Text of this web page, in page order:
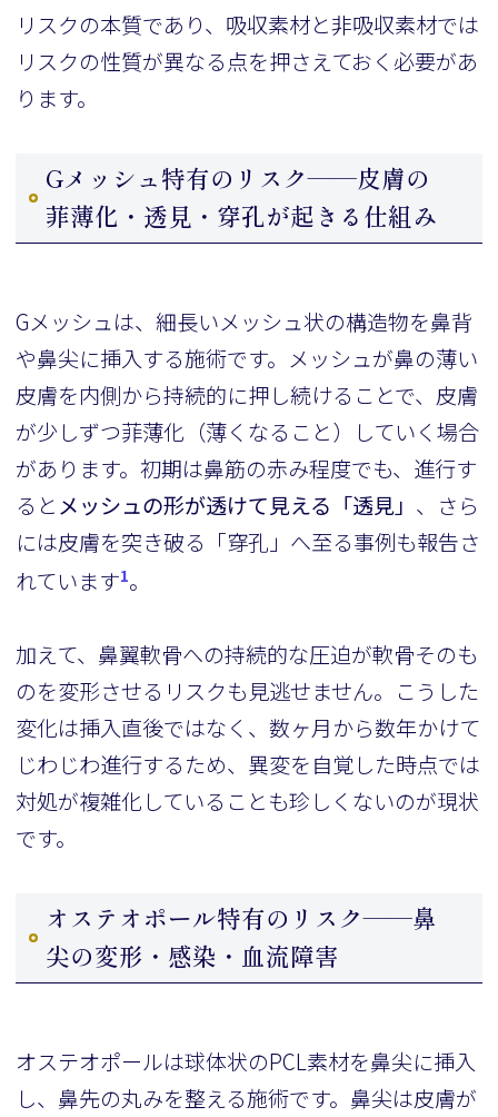
リスクの本質であり、吸収素材と非吸収素材では
リスクの性質が異なる点を押さえておく必要があ
ります。
Gメッシュ特有のリスク——皮膚の
菲薄化・透見・穿孔が起きる仕組み
Gメッシュは、細長いメッシュ状の構造物を鼻背
や鼻尖に挿入する施術です。メッシュが鼻の薄い
皮膚を内側から持続的に押し続けることで、皮膚
が少しずつ菲薄化（薄くなること）していく場合
があります。初期は鼻筋の赤み程度でも、進行す
るとメッシュの形が透けて見える「透見」 、さら
には皮膚を突き破る「穿孔」へ至る事例も報告さ
れています1。
加えて、鼻翼軟骨への持続的な圧迫が軟骨そのも
のを変形させるリスクも見逃せません。こうした
変化は挿入直後ではなく、数ヶ月から数年かけて
じわじわ進行するため、異変を自覚した時点では
対処が複雑化していることも珍しくないのが現状
です。
オステオポール特有のリスク——鼻
尖の変形・感染・血流障害
オステオポールは球体状のPCL素材を鼻尖に挿入
し、鼻先の丸みを整える施術です。鼻尖は皮膚が